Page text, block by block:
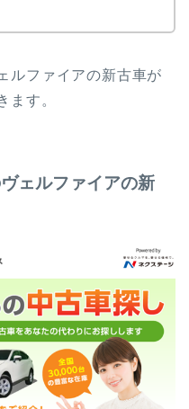
ルファイアの新古車が
ます。
ェルファイアの新